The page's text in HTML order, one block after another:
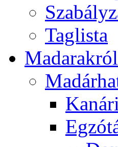
Taglista
Madarakról